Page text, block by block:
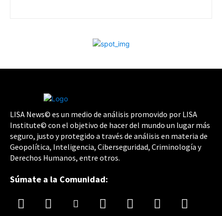
LISA News© es un medio de análisis promovido por LISA
Institute© con el objetivo de hacer del mundo un lugar más
seguro, justo y protegido a través de análisis en materia de
Geopolítica, Inteligencia, Ciberseguridad, Criminología y
Derechos Humanos, entre otros.
Súmate a la Comunidad: